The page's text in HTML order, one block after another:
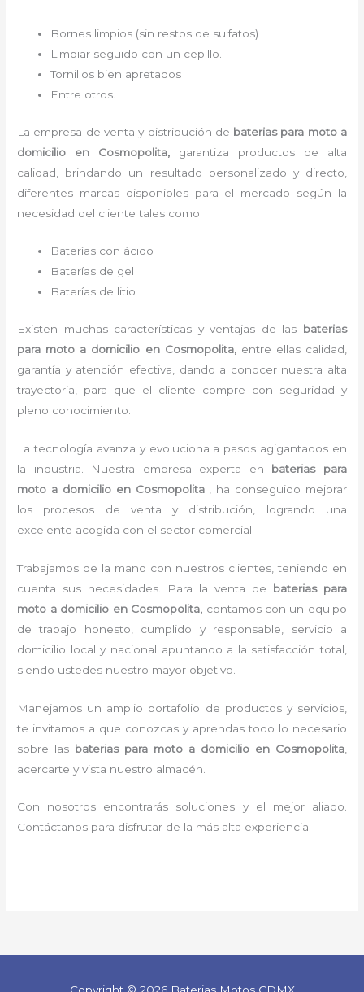
Bornes limpios (sin restos de sulfatos)
Limpiar seguido con un cepillo.
Tornillos bien apretados
Entre otros.
La empresa de venta y distribución de baterias para moto a
domicilio en Cosmopolita, garantiza productos de alta
calidad, brindando un resultado personalizado y directo,
diferentes marcas disponibles para el mercado según la
necesidad del cliente tales como:
Baterías con ácido
Baterías de gel
Baterías de litio
Existen muchas características y ventajas de las baterias
para moto a domicilio en Cosmopolita, entre ellas calidad,
garantía y atención efectiva, dando a conocer nuestra alta
trayectoria, para que el cliente compre con seguridad y
pleno conocimiento.
La tecnología avanza y evoluciona a pasos agigantados en
la industria. Nuestra empresa experta en baterias para
moto a domicilio en Cosmopolita
, ha conseguido mejorar
los procesos de venta y distribución, logrando una
excelente acogida con el sector comercial.
Trabajamos de la mano con nuestros clientes, teniendo en
cuenta sus necesidades. Para la venta de baterias para
moto a domicilio en Cosmopolita, contamos con un equipo
de trabajo honesto, cumplido y responsable, servicio a
domicilio local y nacional apuntando a la satisfacción total,
siendo ustedes nuestro mayor objetivo.
Manejamos un amplio portafolio de productos y servicios,
te invitamos a que conozcas y aprendas todo lo necesario
sobre las baterias para moto a domicilio en Cosmopolita,
acercarte y vista nuestro almacén.
Con nosotros encontrarás soluciones y el mejor aliado.
Contáctanos para disfrutar de la más alta experiencia.